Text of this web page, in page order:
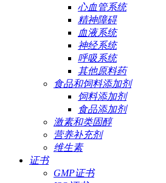
心血管系统
精神障碍
血液系统
神经系统
呼吸系统
其他原料药
食品和饲料添加剂
饲料添加剂
食品添加剂
激素和类固醇
营养补充剂
维生素
证书
GMP证书